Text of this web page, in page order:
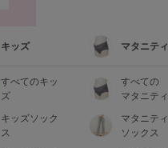
キッズ
すべてのキッ
ズ
キッズソック
ス
マタニティ
すべての
マタニティ
マタニティ
ソックス